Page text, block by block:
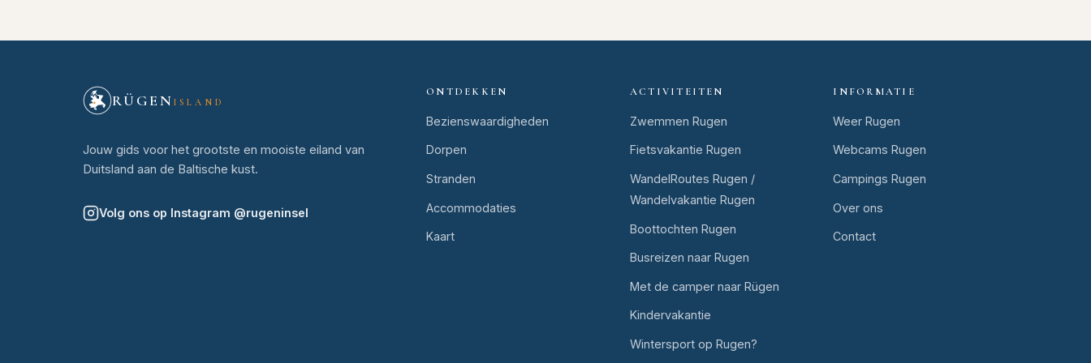
RÜGEN ISLAND
Jouw gids voor het grootste en mooiste eiland van
Duitsland aan de Baltische kust.
Volg ons op Instagram @rugeninsel
ONTDEKKEN
Bezienswaardigheden
Dorpen
Stranden
Accommodaties
Kaart
ACTIVITEITEN
Zwemmen Rugen
Fietsvakantie Rugen
WandelRoutes Rugen /
Wandelvakantie Rugen
Boottochten Rugen
Busreizen naar Rugen
Met de camper naar Rügen
Kindervakantie
Wintersport op Rugen?
INFORMATIE
Weer Rugen
Webcams Rugen
Campings Rugen
Over ons
Contact